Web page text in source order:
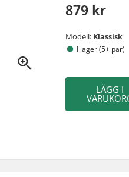
879 kr
Modell: Klassisk
I lager (5+ par)
LÄGG I